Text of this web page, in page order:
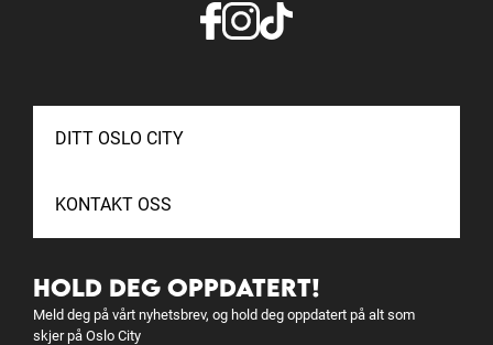
DITT OSLO CITY
KONTAKT OSS
HOLD DEG OPPDATERT!
Meld deg på vårt nyhetsbrev, og hold deg oppdatert på alt som
skjer på Oslo City